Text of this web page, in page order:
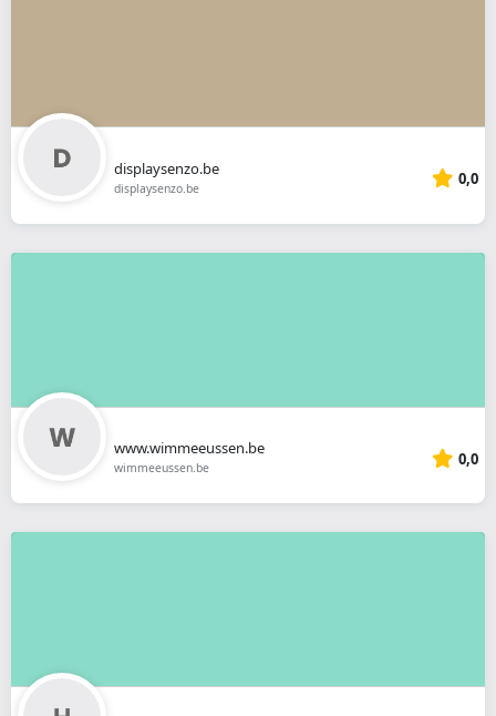
displaysenzo.be
displaysenzo.be 0,0
www.wimmeeussen.be
wimmeeussen.be 0,0